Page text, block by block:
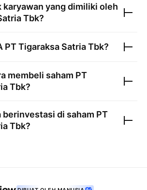
karyawan yang dimiliki oleh
Tbk?
PT Tigaraksa Satria Tbk?
membeli saham PT
Tbk?
berinvestasi di saham PT
Tbk?